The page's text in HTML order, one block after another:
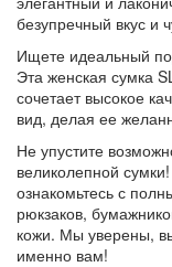
безупречный вкус и
Ищете идеальный
Эта женская сумка
сочетает высокое
вид, делая ее
Не упустите
великолепной
ознакомьтесь с
рюкзаков,
кожи. Мы уверены,
именно вам!